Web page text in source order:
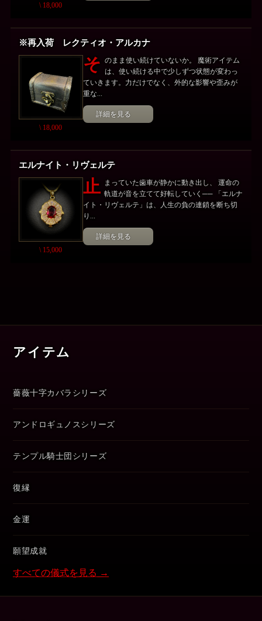
\ 18,000
※再入荷 レクティオ・アルカナ
\ 18,000
そ のまま使い続けていないか。 魔術アイテム
は、使い続ける中で少しずつ状態が変わっ
ていきます。力だけでなく、外的な影響や歪みが
重な...
詳細を見る
エルナイト・リヴェルテ
\ 15,000
止 まっていた歯車が静かに動き出し、 運命の
軌道が音を立てて好転していく── 「エルナ
イト・リヴェルテ」は、人生の負の連鎖を断ち切
り...
詳細を見る
アイテム
薔薇十字カバラシリーズ
アンドロギュノスシリーズ
テンプル騎士団シリーズ
復縁
金運
願望成就
すべての儀式を見る →